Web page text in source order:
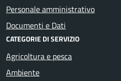
Personale amministrativo
Documenti e Dati
CATEGORIE DI SERVIZIO
Agricoltura e pesca
Ambiente